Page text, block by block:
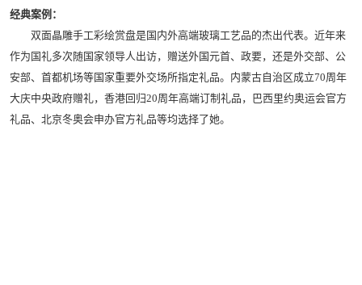
经典案例：
双面晶雕手工彩绘赏盘是国内外高端玻璃工艺品的杰出代表。近年来
作为国礼多次随国家领导人出访，赠送外国元首、政要，还是外交部、公
安部、首都机场等国家重要外交场所指定礼品。内蒙古自治区成立70周年
大庆中央政府赠礼，香港回归20周年高端订制礼品，巴西里约奥运会官方
礼品、北京冬奥会申办官方礼品等均选择了她。